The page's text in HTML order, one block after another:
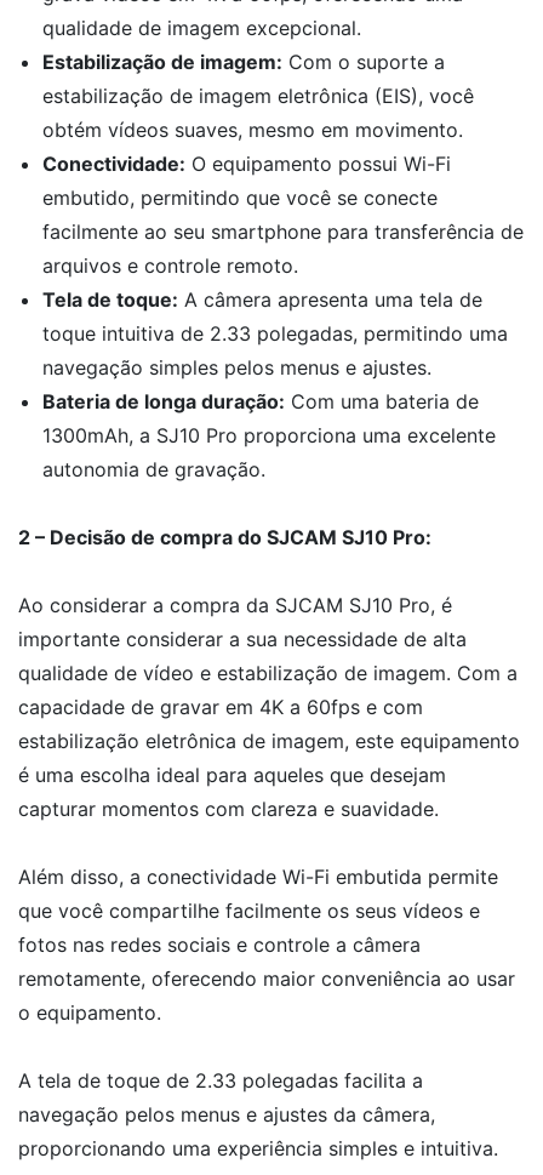
qualidade de imagem excepcional.
Estabilização de imagem: Com o suporte a
estabilização de imagem eletrônica (EIS), você
obtém vídeos suaves, mesmo em movimento.
Conectividade: O equipamento possui Wi-Fi
embutido, permitindo que você se conecte
facilmente ao seu smartphone para transferência de
arquivos e controle remoto.
Tela de toque: A câmera apresenta uma tela de
toque intuitiva de 2.33 polegadas, permitindo uma
navegação simples pelos menus e ajustes.
Bateria de longa duração: Com uma bateria de
1300mAh, a SJ10 Pro proporciona uma excelente
autonomia de gravação.
2 – Decisão de compra do SJCAM SJ10 Pro:
Ao considerar a compra da SJCAM SJ10 Pro, é
importante considerar a sua necessidade de alta
qualidade de vídeo e estabilização de imagem. Com a
capacidade de gravar em 4K a 60fps e com
estabilização eletrônica de imagem, este equipamento
é uma escolha ideal para aqueles que desejam
capturar momentos com clareza e suavidade.
Além disso, a conectividade Wi-Fi embutida permite
que você compartilhe facilmente os seus vídeos e
fotos nas redes sociais e controle a câmera
remotamente, oferecendo maior conveniência ao usar
o equipamento.
A tela de toque de 2.33 polegadas facilita a
navegação pelos menus e ajustes da câmera,
proporcionando uma experiência simples e intuitiva.